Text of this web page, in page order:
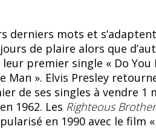
derniers mots et
de plaire alors que
premier single « Do You
Man ». Elvis Presley
de ses singles à vendre 1
1962. Les Righteous
en 1990 avec le film